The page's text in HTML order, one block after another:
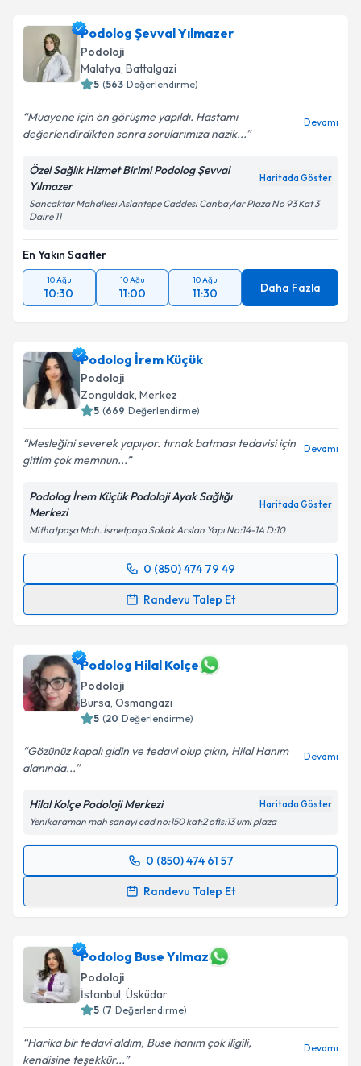
Podolog Şevval Yılmazer
Podoloji
Malatya, Battalgazi
5 (563 Değerlendirme)
Muayene için ön görüşme yapıldı. Hastamı
değerlendirdikten sonra sorularımıza nazik...
Devamı
Özel Sağlık Hizmet Birimi Podolog Şevval
Yılmazer
Haritada Göster
Sancaktar Mahallesi Aslantepe Caddesi Canbaylar Plaza No 93 Kat 3
Daire 11
En Yakın Saatler
10 Ağu
10:30
10 Ağu
11:00
10 Ağu
11:30 Daha Fazla
Podolog İrem Küçük
Podoloji
Zonguldak, Merkez
5 (669 Değerlendirme)
Mesleğini severek yapıyor. tırnak batması tedavisi için
gittim çok memnun...
Devamı
Podolog İrem Küçük Podoloji Ayak Sağlığı
Merkezi
Haritada Göster
Mithatpaşa Mah. İsmetpaşa Sokak Arslan Yapı No:14-1A D:10
0 (850) 474 79 49
Randevu Talep Et
Randevu Takvimi Talebi
takvim hazırlandığında e-posta ile bilgilendireceğiz.
E-posta Adresiniz
kapsamda işlenmesini kabul ediyorum.
Takvim Talebini Gönder
Podolog Hilal Kolçe
Podoloji
Bursa, Osmangazi
5 (20 Değerlendirme)
Gözünüz kapalı gidin ve tedavi olup çıkın, Hilal Hanım
alanında...
Devamı
Hilal Kolçe Podoloji Merkezi Haritada Göster
Yenikaraman mah sanayi cad no:150 kat:2 ofis:13 umi plaza
0 (850) 474 61 57
Randevu Talep Et
Randevu Takvimi Talebi
takvim hazırlandığında e-posta ile bilgilendireceğiz.
E-posta Adresiniz
Podolog Buse Yılmaz
Podoloji
İstanbul, Üsküdar
5 (7 Değerlendirme)
Harika bir tedavi aldım, Buse hanım çok iligili,
kendisine teşekkür...
Devamı